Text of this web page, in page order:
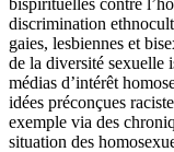
discrimination
gaies, lesbiennes et
de la diversité sexuelle
médias d’intérêt
idées préconçues
exemple via des
situation des